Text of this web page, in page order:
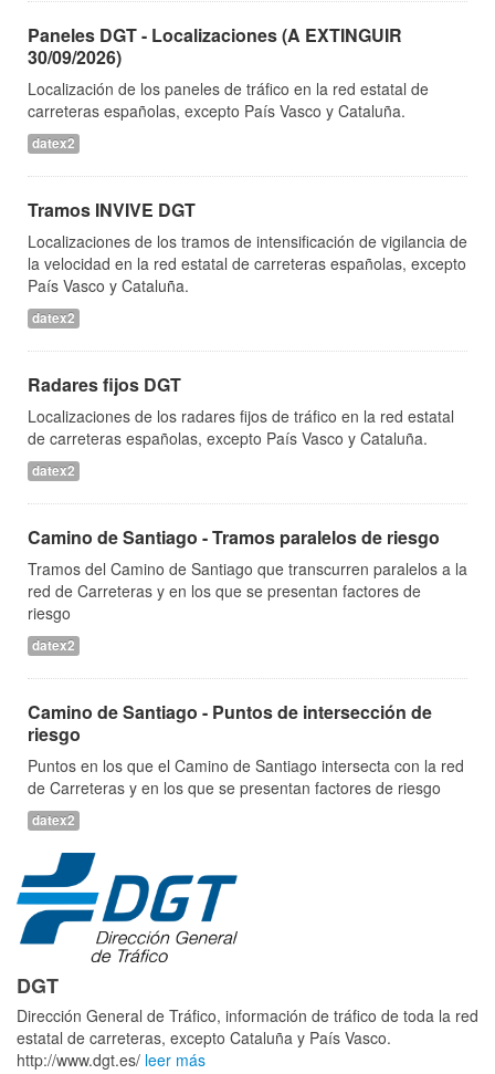
Paneles DGT - Localizaciones (A EXTINGUIR
30/09/2026)
Localización de los paneles de tráfico en la red estatal de
carreteras españolas, excepto País Vasco y Cataluña.
datex2
Tramos INVIVE DGT
Localizaciones de los tramos de intensificación de vigilancia de
la velocidad en la red estatal de carreteras españolas, excepto
País Vasco y Cataluña.
datex2
Radares fijos DGT
Localizaciones de los radares fijos de tráfico en la red estatal
de carreteras españolas, excepto País Vasco y Cataluña.
datex2
Camino de Santiago - Tramos paralelos de riesgo
Tramos del Camino de Santiago que transcurren paralelos a la
red de Carreteras y en los que se presentan factores de
riesgo
datex2
Camino de Santiago - Puntos de intersección de
riesgo
Puntos en los que el Camino de Santiago intersecta con la red
de Carreteras y en los que se presentan factores de riesgo
datex2
DGT
Dirección General de Tráfico, información de tráfico de toda la red
estatal de carreteras, excepto Cataluña y País Vasco.
http://www.dgt.es/ leer más